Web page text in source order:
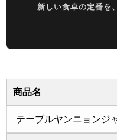
新しい食卓の定番を
商品名
テーブルヤンニョンジ